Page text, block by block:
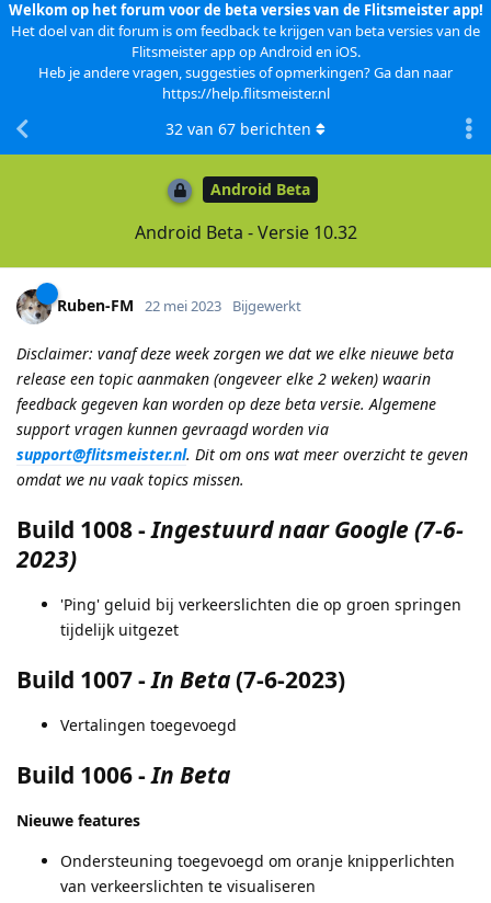
Welkom op het forum voor de beta versies van de Flitsmeister app!
Het doel van dit forum is om feedback te krijgen van beta versies van de
Flitsmeister app op Android en iOS.
Heb je andere vragen, suggesties of opmerkingen? Ga dan naar
https://help.flitsmeister.nl
Android Beta
Android Beta - Versie 10.32
32 van 67 berichten
Ruben-FM 22 mei 2023 Bijgewerkt
Disclaimer: vanaf deze week zorgen we dat we elke nieuwe beta
release een topic aanmaken (ongeveer elke 2 weken) waarin
feedback gegeven kan worden op deze beta versie. Algemene
support vragen kunnen gevraagd worden via
support@flitsmeister.nl. Dit om ons wat meer overzicht te geven
omdat we nu vaak topics missen.
Build 1008-Ingestuurd naar Google (7-6-
2023)
'Ping' geluid bij verkeerslichten die op groen springen
tijdelijk uitgezet
Build 1007-In Beta(7-6-2023)
Vertalingen toegevoegd
Build 1006-In Beta
Nieuwe features
Ondersteuning toegevoegd om oranje knipperlichten
van verkeerslichten te visualiseren